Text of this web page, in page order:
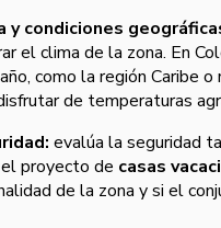
y condiciones
el clima de la zona. En
como la región Caribe
de temperaturas
evalúa la seguridad
proyecto de casas
de la zona y si el